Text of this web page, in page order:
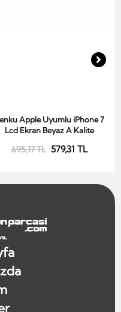
Sepete Ekle
Apple Uyumlu iPhone 7
Lcd Ekran Beyaz A Kalite
695,17 TL 579,31 TL